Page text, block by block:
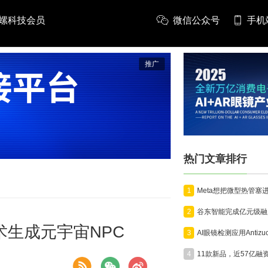
科技会员 微信公众号 手机
推广
生成元宇宙NPC
热门文章排行
1
2
3
4